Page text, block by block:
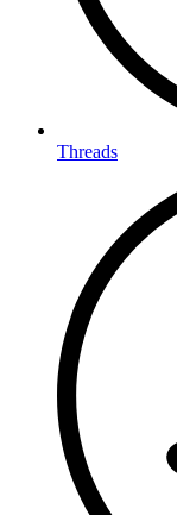
Threads